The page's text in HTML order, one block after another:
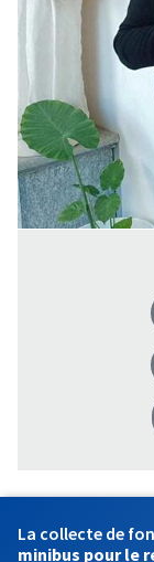
La collecte de
minibus pour le